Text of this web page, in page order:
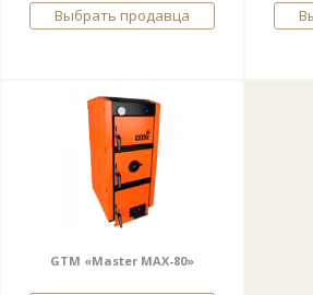
Выбрать продавца
GTM «Master MAX-80»